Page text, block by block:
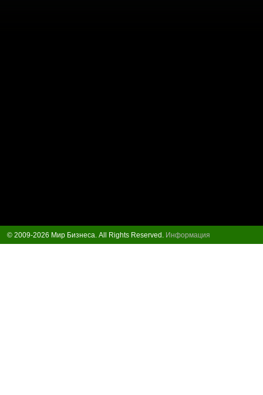
© 2009-2026 Мир Бизнеса. All Rights Reserved. Информация